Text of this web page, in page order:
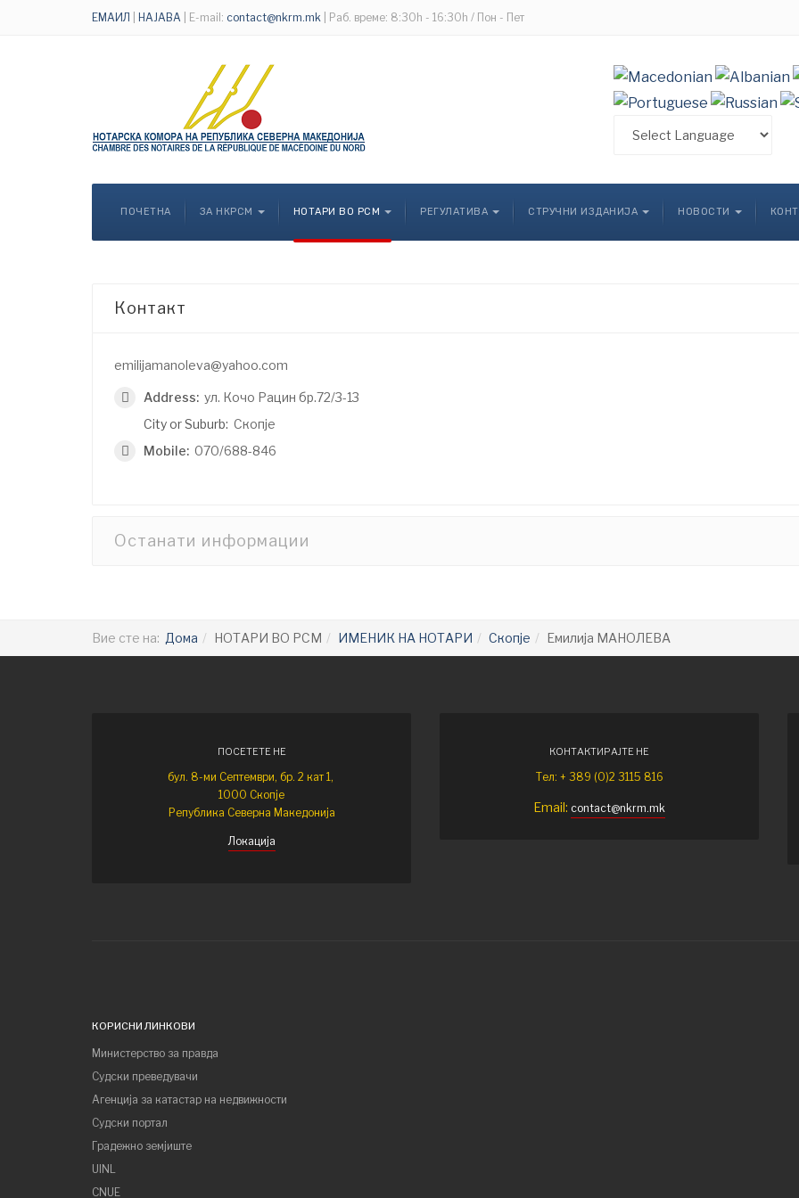
ЕМАИЛ НАЈАВА | E-mail: contact@nkrm.mk | Раб. време: 8:30h - 16:30h / Пон - Пет
ПОЧЕТНА ЗА НКРСМ НОТАРИ ВО РСМ РЕГУЛАТИВА СТРУЧНИ ИЗДАНИЈА НОВОСТИ
Контакт
emilijamanoleva@yahoo.com
Address: ул. Кочо Рацин бр.72/3-13
City or Suburb: Скопје
Mobile: 070/688-846
Останати информации
Вие сте на: Дома НОТАРИ ВО РСМ ИМЕНИК НА НОТАРИ Скопје Емилија МАНОЛЕВА
ПОСЕТЕТЕ НЕ
бул. 8-ми Септември, бр. 2 кат 1,
1000 Скопје
Република Северна Македонија
Локација
КОНТАКТИРАЈТЕ НЕ
Тел: + 389 (0)2 3115 816
Email: contact@nkrm.mk
КОРИСНИ ЛИНКОВИ
Министерство за правда
Судски преведувачи
Агенција за катастар на недвижности
Судски портал
Градежно земјиште
UINL
CNUE